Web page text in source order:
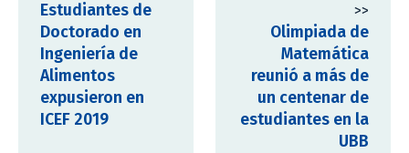
Estudiantes de
Doctorado en
Ingeniería de
Alimentos
expusieron en
ICEF 2019
>>
Olimpiada de
Matemática
reunió a más de
un centenar de
estudiantes en la
UBB